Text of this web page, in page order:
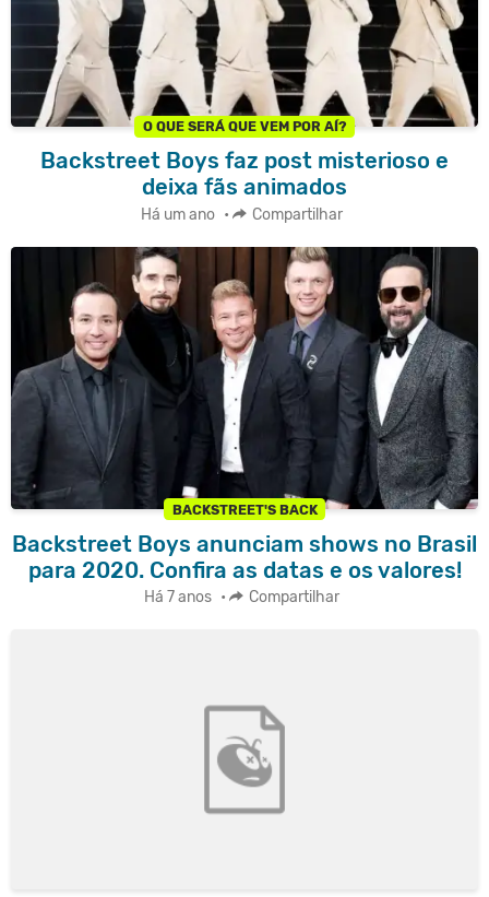
O QUE SERÁ QUE VEM POR AÍ?
Backstreet Boys faz post misterioso e
deixa fãs animados
Há um ano • Compartilhar
BACKSTREET'S BACK
Backstreet Boys anunciam shows no Brasil
para 2020. Confira as datas e os valores!
Há 7 anos • Compartilhar